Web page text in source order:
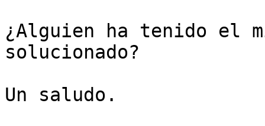
¿Alguien ha tenido el
solucionado?
Un saludo.